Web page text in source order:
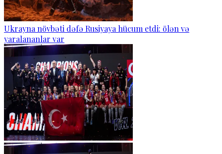
Ukrayna növbəti dəfə Rusiyaya hücum etdi: ölən və
yaralananlar var